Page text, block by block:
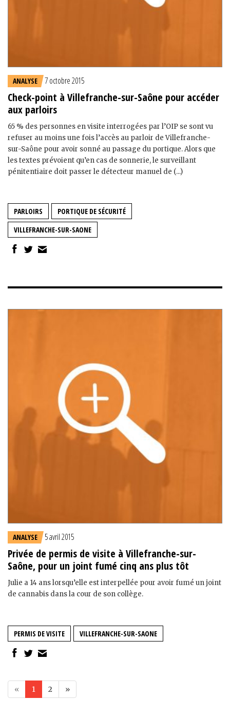
ANALYSE 7 octobre 2015
Check-point à Villefranche-sur-Saône pour accéder
aux parloirs
65 % des personnes en visite interrogées par l’OIP se sont vu
refuser au moins une fois l’accès au parloir de Villefranche-
sur-Saône pour avoir sonné au passage du portique. Alors que
les textes prévoient qu’en cas de sonnerie, le surveillant
pénitentiaire doit passer le détecteur manuel de (...)
PARLOIRS
PORTIQUE DE SÉCURITÉ
VILLEFRANCHE-SUR-SAONE
ANALYSE 5 avril 2015
Privée de permis de visite à Villefranche-sur-
Saône, pour un joint fumé cinq ans plus tôt
Julie a 14 ans lorsqu’elle est interpellée pour avoir fumé un joint
de cannabis dans la cour de son collège.
PERMIS DE VISITE VILLEFRANCHE-SUR-SAONE
« 1 2 »